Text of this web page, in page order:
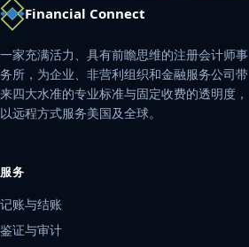
Financial Connect
一家充满活力、具有前瞻思维的注册会计师事
务所，为企业、非营利组织和金融服务公司带
来四大水准的专业标准与固定收费的透明度，
以远程方式服务美国及全球。
服务
记账与结账
鉴证与审计